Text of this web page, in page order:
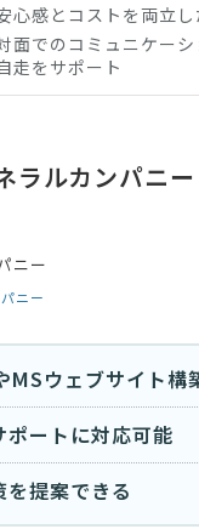
心感とコストを両立
面でのコミュニケー
走をサポート
ラルカンパニー
ニー
MSウェブサイト構
ートに対応可能
を提案できる